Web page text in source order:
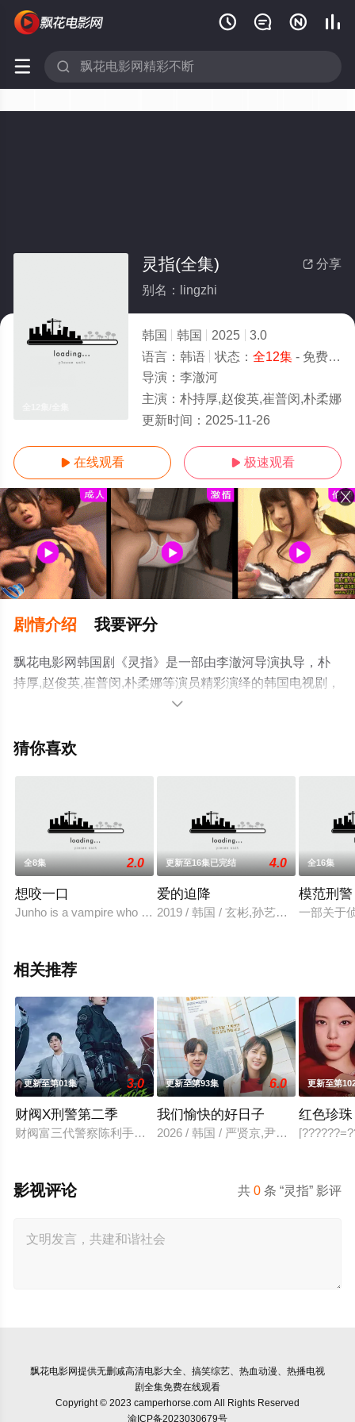
   
 
 分享
灵指(全集)
别名：lingzhi
韩国 韩国 2025
3.0
语言： 韩语 状态： 全12集- 免费在线观看
导演： 李澈河
主演： 朴持厚,赵俊英,崔普闵,朴柔娜
更新时间： 2025-11-26
 在线观看  极速观看
剧情介绍 我要评分
飘花电影网韩国剧《灵指》是一部由李澈河导演执导，朴
持厚,赵俊英,崔普闵,朴柔娜等演员精彩演绎的韩国电视剧，
大结局剧情已揭晓（全12集），手机免费观看高清未删减
看，更多剧情信息可移步至豆瓣电视剧、电视猫或剧情网

猜你喜欢
全8集 2.0
想咬一口
Junho is a vampire who is about to die. To survive, he will need to
更新至16集已完结 4.0
爱的迫降
2019 / 韩国 / 玄彬,孙艺珍,徐智慧,金
全16集
模范刑警
一部关于
相关推荐
更新至第01集 3.0
财阀X刑警第二季
财阀富三代警察陈利手（安普贤 饰）华丽回归，完美蜕变为成
更新至第93集 6.0
我们愉快的好日子
2026 / 韩国 / 严贤京,尹仲勋,申正允,
更新至第
红色珍珠
共0 条 “灵指” 影评
影视评论
飘花电影网提供无删减高清电影大全、搞笑综艺、热血动漫、热播电视
剧全集免费在线观看
Copyright © 2023 camperhorse.com All Rights Reserved
渝ICP备2023030679号